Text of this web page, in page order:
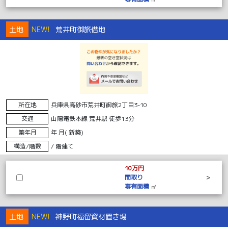
土地 NEW! 荒井町御旅借地
所在地
兵庫県高砂市荒井町御旅2丁目3-10
交通
山陽電鉄本線 荒井駅 徒歩13分
築年月
年 月( 新築)
構造/階数
/ 階建て
10万円
間取り
専有面積㎡
>
土地 NEW! 神野町福留資材置き場